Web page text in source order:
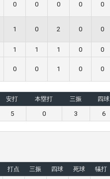
0 0 0 0 0
1 0 2 0 0
1 1 1 0 0
0 0 1 0 0
安打 本塁打 三振 四球
5 0 3 6
打点 三振 四球 死球 犠打